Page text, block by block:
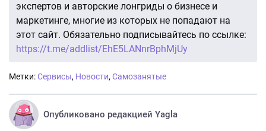
экспертов и авторские лонгриды о бизнесе и
маркетинге, многие из которых не попадают на
этот сайт. Обязательно подписывайтесь по ссылке:
https://t.me/addlist/EhE5LANnrBphMjUy
Метки:Сервисы, Новости, Самозанятые
Опубликовано редакцией Yagla